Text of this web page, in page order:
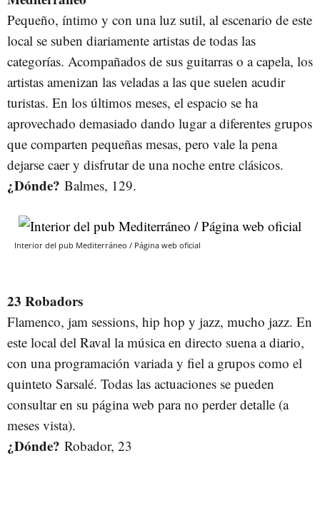
Pequeño, íntimo y con una luz sutil, al escenario de este
local se suben diariamente artistas de todas las
categorías. Acompañados de sus guitarras o a capela, los
artistas amenizan las veladas a las que suelen acudir
turistas. En los últimos meses, el espacio se ha
aprovechado demasiado dando lugar a diferentes grupos
que comparten pequeñas mesas, pero vale la pena
dejarse caer y disfrutar de una noche entre clásicos.
¿Dónde? Balmes, 129.
Interior del pub Mediterráneo / Página web oficial
23 Robadors
Flamenco, jam sessions, hip hop y jazz, mucho jazz. En
este local del Raval la música en directo suena a diario,
con una programación variada y fiel a grupos como el
quinteto Sarsalé. Todas las actuaciones se pueden
consultar en su página web para no perder detalle (a
meses vista).
¿Dónde? Robador, 23